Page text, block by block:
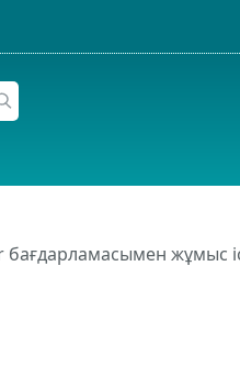
бағдарламасымен жұмыс